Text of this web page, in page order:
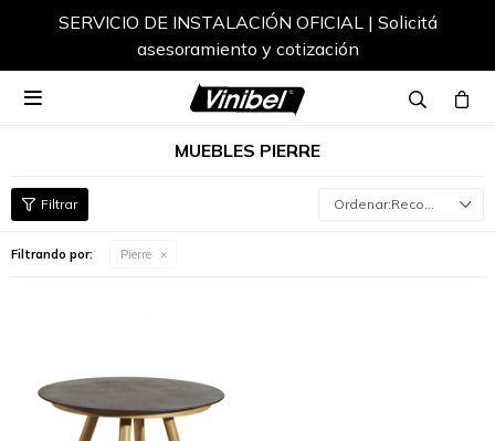
SERVICIO DE INSTALACIÓN OFICIAL | Solicitá
asesoramiento y cotización

MUEBLES PIERRE
Recomendados
Filtrando por: Pierre